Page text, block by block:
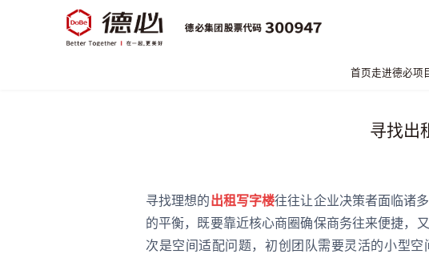
首页走进德必项
寻找出
寻找理想的出租写字楼往往让企业决策者面临诸
的平衡，既要靠近核心商圈确保商务往来便捷，
次是空间适配问题，初创团队需要灵活的小型